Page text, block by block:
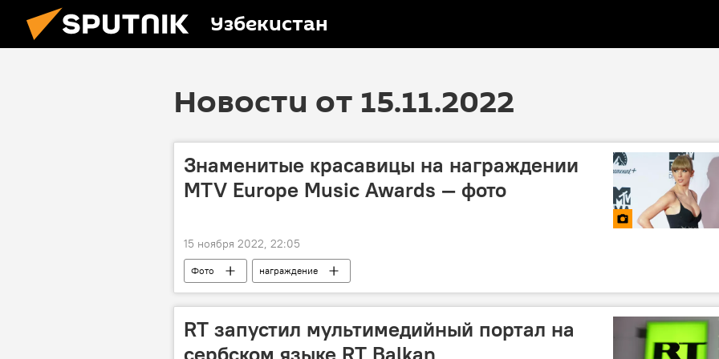
Узбекистан
Новости от 15.11.2022
Знаменитые красавицы на награждении
MTV Europe Music Awards — фото
15 ноября 2022, 22:05
Фото награждение
RT запустил мультимедийный портал на